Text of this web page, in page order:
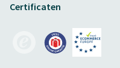
Certificaten